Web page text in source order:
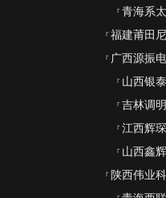
青海系
福建莆田
广西源振
山西银
吉林调
江西辉
山西鑫
陕西伟业